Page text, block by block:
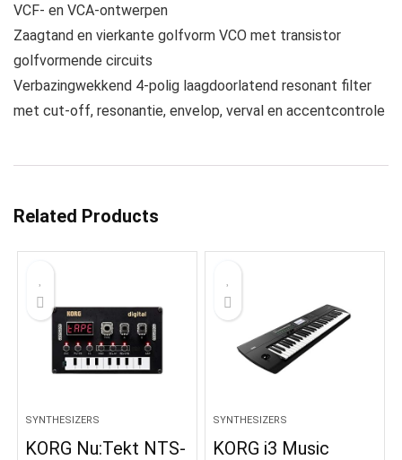
VCF- en VCA-ontwerpen
Zaagtand en vierkante golfvorm VCO met transistor
golfvormende circuits
Verbazingwekkend 4-polig laagdoorlatend resonant filter
met cut-off, resonantie, envelop, verval en accentcontrole
Related Products
SYNTHESIZERS
KORG Nu:Tekt NTS-
SYNTHESIZERS
KORG i3 Music